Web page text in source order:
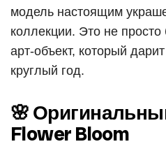
модель настоящим
коллекции. Это не просто
арт-объект, который
круглый год.
🌸
Flower Bloom